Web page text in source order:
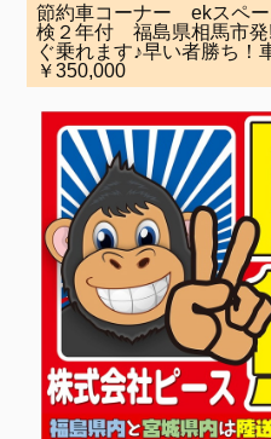
節約車コーナー ekス
検２年付 福島県相馬市
ぐ乗れます♪早い者勝ち！
￥350,000